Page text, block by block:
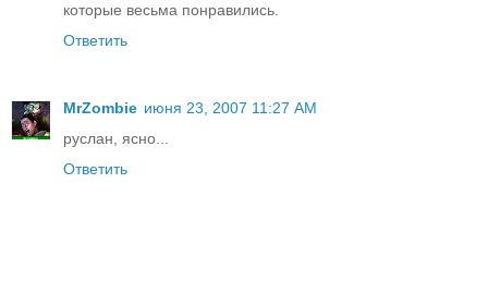
которые весьма понравились.
Ответить
MrZombie июня 23, 2007 11:27 AM
руслан, ясно...
Ответить